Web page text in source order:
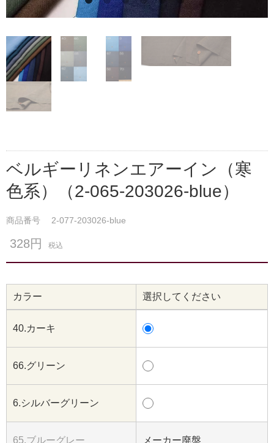
ベルギーリネンエアーイン（寒
色系）（2-065-203026-blue）
商品番号 2-077-203026-blue
328円 税込
カラー 選択してください
40.カーキ
66.グリーン
6.シルバーグリーン
65.ブルーグレー メーカー廃盤